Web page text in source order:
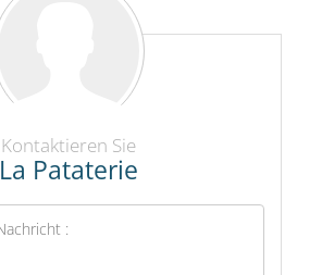
Kontaktieren Sie
La Pataterie